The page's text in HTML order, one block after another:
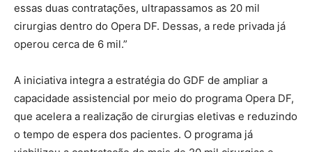
essas duas contratações, ultrapassamos as 20 mil
cirurgias dentro do Opera DF. Dessas, a rede privada já
operou cerca de 6 mil.”
A iniciativa integra a estratégia do GDF de ampliar a
capacidade assistencial por meio do programa Opera DF,
que acelera a realização de cirurgias eletivas e reduzindo
o tempo de espera dos pacientes. O programa já